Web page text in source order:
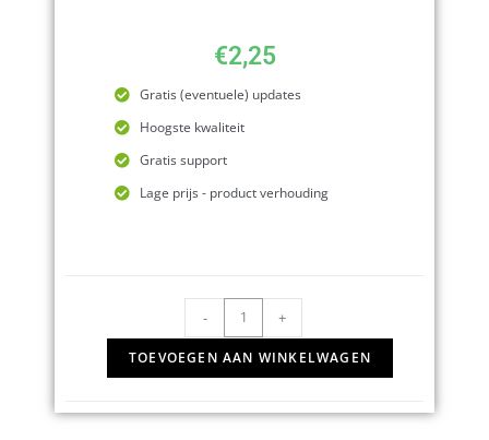
€2,25
Gratis (eventuele) updates
Hoogste kwaliteit
Gratis support
Lage prijs - product verhouding
- +
TOEVOEGEN AAN WINKELWAGEN